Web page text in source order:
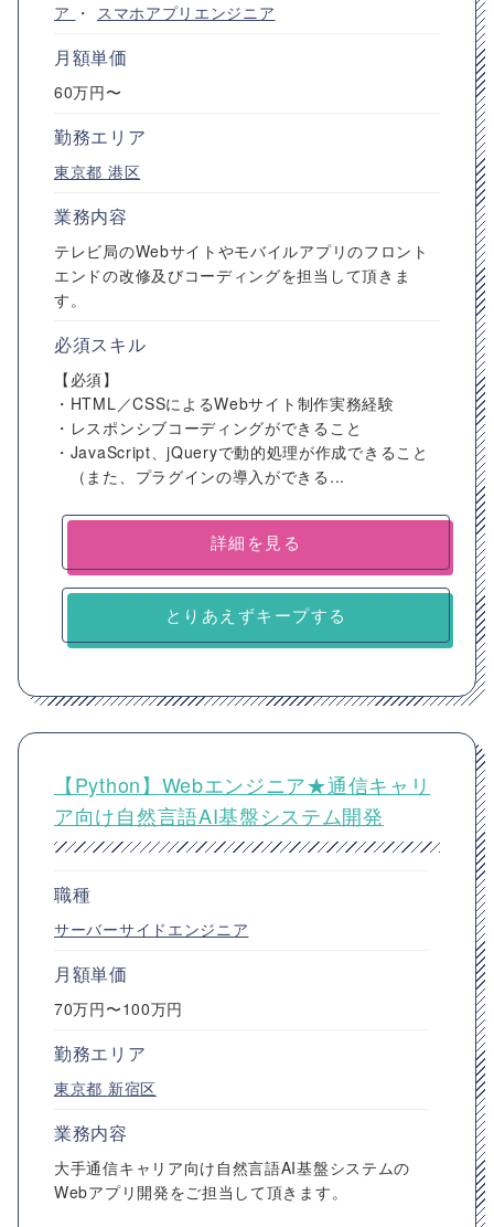
ア ・ スマホアプリエンジニア
月額単価
60万円〜
勤務エリア
東京都 港区
業務内容
テレビ局のWebサイトやモバイルアプリのフロント
エンドの改修及びコーディングを担当して頂きま
す。
必須スキル
【必須】
・HTML／CSSによるWebサイト制作実務経験
・レスポンシブコーディングができること
・JavaScript、jQueryで動的処理が作成できること
（また、プラグインの導入ができる...
詳細を見る
とりあえずキープする
【Python】Webエンジニア★通信キャリ
ア向け自然言語AI基盤システム開発
職種
サーバーサイドエンジニア
月額単価
70万円〜100万円
勤務エリア
東京都 新宿区
業務内容
大手通信キャリア向け自然言語AI基盤システムの
Webアプリ開発をご担当して頂きます。